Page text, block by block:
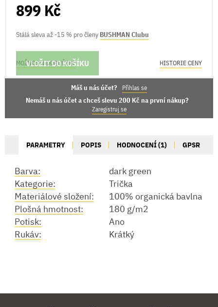
899 Kč
Stálá sleva až -15 % pro členy BUSHMAN Clubu
VLOŽIT DO KOŠÍKU
MOŽNOSTI DORUČENÍ HISTORIE CENY
Máš u nás účet? Přihlas se
Nemáš u nás účet a chceš slevu 200 Kč na první nákup?
Zaregistruj se
PARAMETRY POPIS HODNOCENÍ (1) GPSR
Barva:
dark green
Kategorie:
Trička
Materiálové složení:
100% organická bavlna
Plošná hmotnost:
180 g/m2
Potisk:
Ano
Rukáv:
Krátký